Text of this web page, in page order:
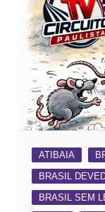
ATIBAIA
BRASIL
BRASIL SEM